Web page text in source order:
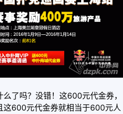
了吗？没错！这600元代金券，
这600元代金券就相当于600元人